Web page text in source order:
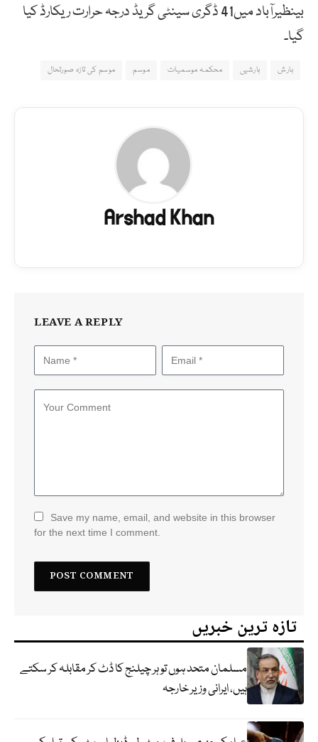
بینظیرآباد میں41 ڈگری سینٹی گریڈ درجہ حرارت ریکارڈ کیا
گیا۔
بارش بارشیں محکمہ موسمیات موسم موسم کی تازہ صورتحال
Arshad Khan
LEAVE A REPLY
Save my name, email, and website in this browser
for the next time I comment.
تازہ ترین خبریں
مسلمان متحد ہوں تو ہر چیلنج کا ڈٹ کر مقابلہ کر سکتے
ہیں، ایرانی وزیر خارجہ